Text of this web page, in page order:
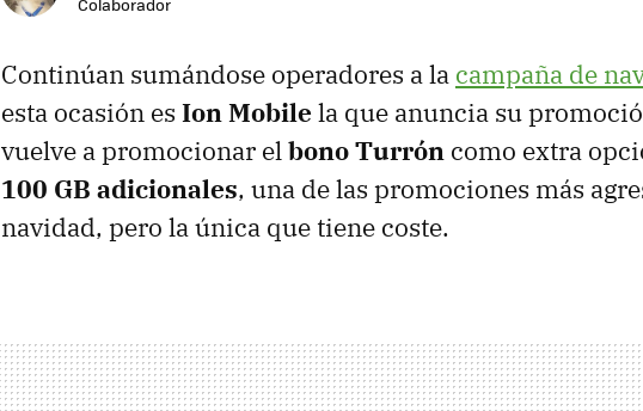
Continúan sumándose operadores a la campaña de
esta ocasión es Ion Mobile la que anuncia su
vuelve a promocionar elbono Turrón como extra
100 GB adicionales, una de las promociones más
navidad, pero la única que tiene coste.